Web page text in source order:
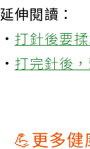
延伸閱讀：
·打針後要
·打完針後